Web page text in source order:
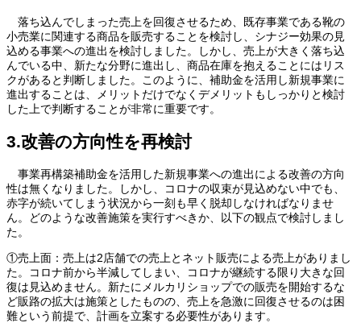
落ち込んでしまった売上を回復させるため、既存事業である靴の
小売業に関連する商品を販売することを検討し、シナジー効果の見
込める事業への進出を検討しました。しかし、売上が大きく落ち込
んでいる中、新たな分野に進出し、商品在庫を抱えることにはリス
クがあると判断しました。このように、補助金を活用し新規事業に
進出することは、メリットだけでなくデメリットもしっかりと検討
した上で判断することが非常に重要です。
3.改善の方向性を再検討
事業再構築補助金を活用した新規事業への進出による改善の方向
性は無くなりました。しかし、コロナの収束が見込めない中でも、
赤字が続いてしまう状況から一刻も早く脱却しなければなりませ
ん。どのような改善施策を実行すべきか、以下の観点で検討しまし
た。
①売上面：売上は2店舗での売上とネット販売による売上がありまし
た。コロナ前から半減してしまい、コロナが継続する限り大きな回
復は見込めません。新たにメルカリショップでの販売を開始するな
ど販路の拡大は施策としたものの、売上を急激に回復させるのは困
難という前提で、計画を立案する必要性があります。